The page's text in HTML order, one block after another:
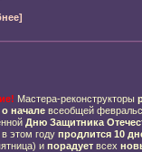
Мастера-реконструкторы
о началевсеобщей
Дню Защитника
этом году продлится 10
и порадуетвсех